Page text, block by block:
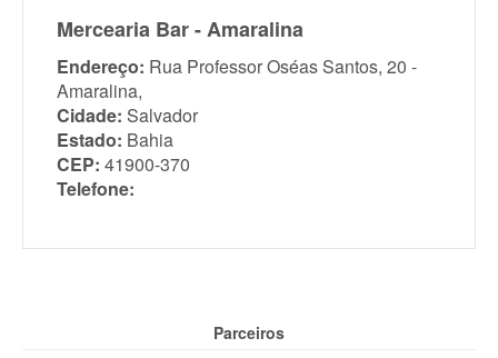
Mercearia Bar - Amaralina
Endereço: Rua Professor Oséas Santos, 20 -
Amaralina,
Cidade: Salvador
Estado: Bahia
CEP: 41900-370
Telefone:
Parceiros